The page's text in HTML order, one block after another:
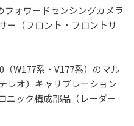
ォワードセンシングカメラ
ー（フロント・フロントサ
W177系・V177系）のマル
レオ）キャリブレーション
ニック構成部品（レーダー